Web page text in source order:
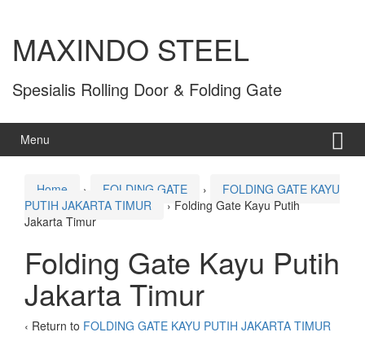
MAXINDO STEEL
Spesialis Rolling Door & Folding Gate
Menu
Home › FOLDING GATE ›
FOLDING GATE KAYU
PUTIH JAKARTA TIMUR
› Folding Gate Kayu Putih
Jakarta Timur
Folding Gate Kayu Putih
Jakarta Timur
‹ Return to FOLDING GATE KAYU PUTIH JAKARTA TIMUR